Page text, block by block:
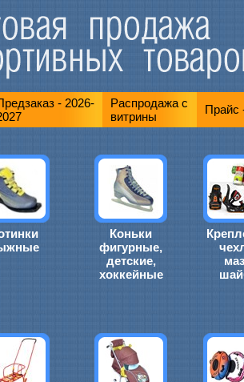
- 2026-
Распродажа с
витрины
Прайс
Коньки
фигурные,
детские,
хоккейные